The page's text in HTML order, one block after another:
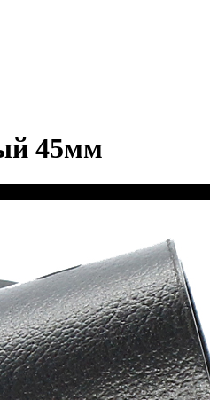
45мм